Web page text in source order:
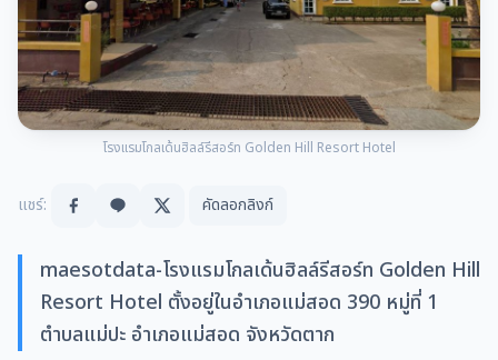
โรงแรมโกลเด้นฮิลล์รีสอร์ท Golden Hill Resort Hotel
แชร์: คัดลอกลิงก์
maesotdata-โรงแรมโกลเด้นฮิลล์รีสอร์ท Golden Hill
Resort Hotel ตั้งอยู่ในอำเภอแม่สอด 390 หมู่ที่ 1
ตำบลแม่ปะ อำเภอแม่สอด จังหวัดตาก